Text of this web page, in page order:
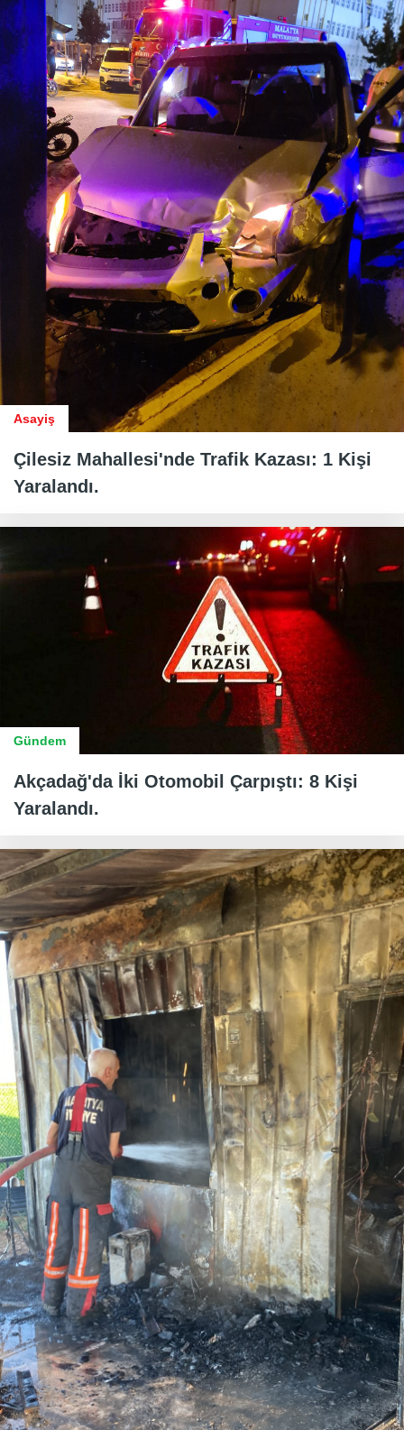
Asayiş
Çilesiz Mahallesi'nde Trafik Kazası: 1 Kişi
Yaralandı.
Gündem
Akçadağ'da İki Otomobil Çarpıştı: 8 Kişi
Yaralandı.